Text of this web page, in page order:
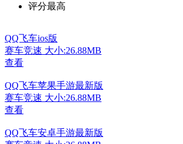
评分最高
QQ飞车ios版
赛车竞速 大小:26.88MB
查看
QQ飞车苹果手游最新版
赛车竞速 大小:26.88MB
查看
QQ飞车安卓手游最新版